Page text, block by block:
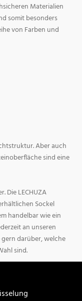
Materialien
somit besonders
von Farben und
Aber auch
sind eine
Die LECHUZA
Sockel
handelbar wie ein
an unseren
darüber, welche
sind.